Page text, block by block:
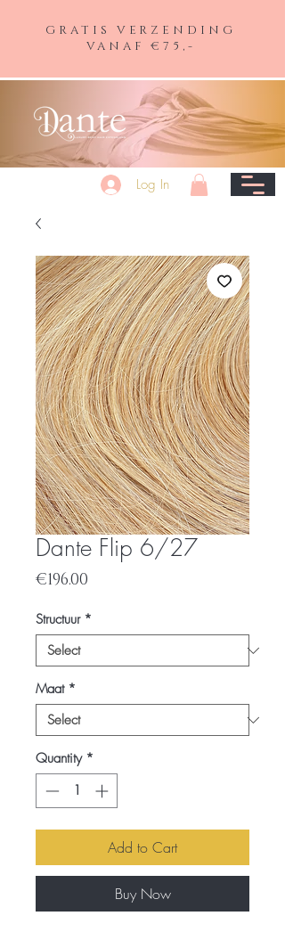
GRATIS VERZENDING
VANAF €75,-
Log In
Dante Flip 6/27
€196.00
Structuur *
Maat *
Quantity *
Add to Cart
Buy Now